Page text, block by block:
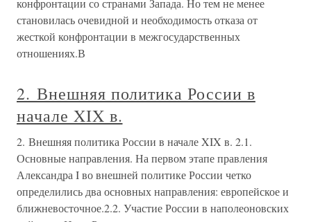
конфронтации со странами Запада. Но тем не менее
становилась очевидной и необходимость отказа от
жесткой конфронтации в межгосударственных
отношениях.В
2. Внешняя политика России в
начале XIX в.
2. Внешняя политика России в начале XIX в. 2.1.
Основные направления. На первом этапе правления
Александра I во внешней политике России четко
определились два основных направления: европейское и
ближневосточное.2.2. Участие России в наполеоновских